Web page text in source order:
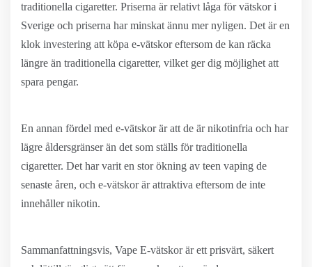
traditionella cigaretter. Priserna är relativt låga för vätskor i
Sverige och priserna har minskat ännu mer nyligen. Det är en
klok investering att köpa e-vätskor eftersom de kan räcka
längre än traditionella cigaretter, vilket ger dig möjlighet att
spara pengar.
En annan fördel med e-vätskor är att de är nikotinfria och har
lägre åldersgränser än det som ställs för traditionella
cigaretter. Det har varit en stor ökning av teen vaping de
senaste åren, och e-vätskor är attraktiva eftersom de inte
innehåller nikotin.
Sammanfattningsvis, Vape E-vätskor är ett prisvärt, säkert